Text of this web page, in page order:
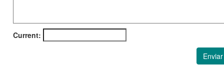
Current:
Enviar